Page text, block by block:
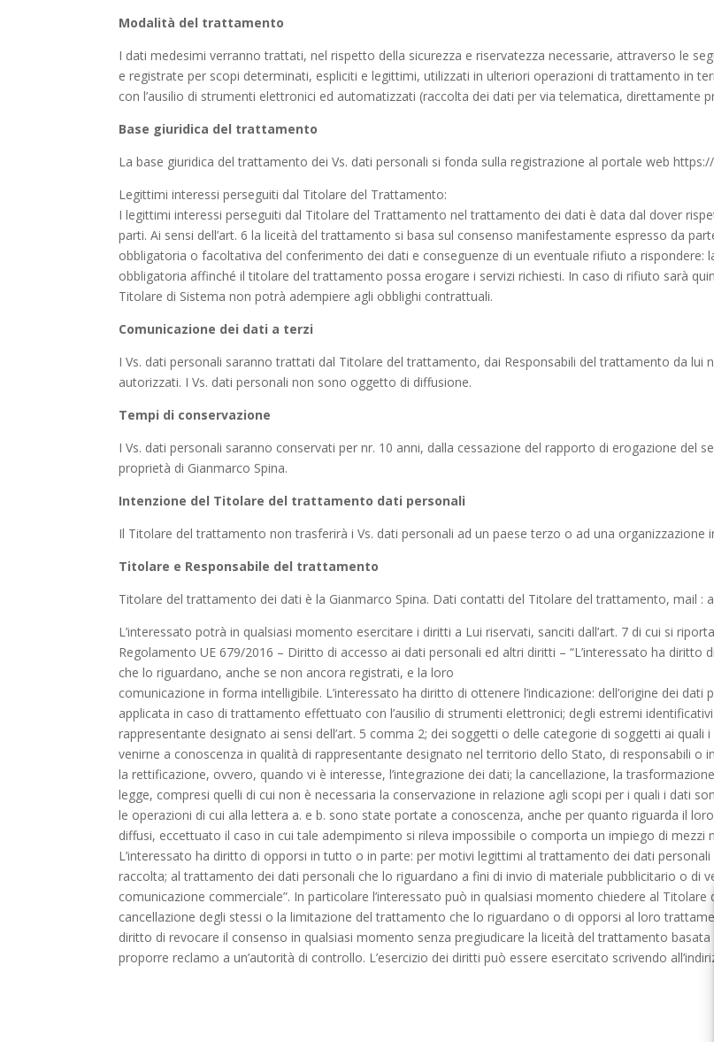
Modalità del trattamento
I dati medesimi verranno trattati, nel rispetto della sicurezza e riservatezza necessarie, attraverso le
e registrate per scopi determinati, espliciti e legittimi, utilizzati in ulteriori operazioni di trattamento in
con l’ausilio di strumenti elettronici ed automatizzati (raccolta dei dati per via telematica, direttamente
Base giuridica del trattamento
La base giuridica del trattamento dei Vs. dati personali si fonda sulla registrazione al portale web
Legittimi interessi perseguiti dal Titolare del Trattamento:
I legittimi interessi perseguiti dal Titolare del Trattamento nel trattamento dei dati è data dal dover
parti. Ai sensi dell’art. 6 la liceità del trattamento si basa sul consenso manifestamente espresso da
obbligatoria o facoltativa del conferimento dei dati e conseguenze di un eventuale rifiuto a rispondere:
obbligatoria affinché il titolare del trattamento possa erogare i servizi richiesti. In caso di rifiuto sarà
Titolare di Sistema non potrà adempiere agli obblighi contrattuali.
Comunicazione dei dati a terzi
I Vs. dati personali saranno trattati dal Titolare del trattamento, dai Responsabili del trattamento da
autorizzati. I Vs. dati personali non sono oggetto di diffusione.
Tempi di conservazione
I Vs. dati personali saranno conservati per nr. 10 anni, dalla cessazione del rapporto di erogazione del
proprietà di Gianmarco Spina.
Intenzione del Titolare del trattamento dati personali
Il Titolare del trattamento non trasferirà i Vs. dati personali ad un paese terzo o ad una organizzazione
Titolare e Responsabile del trattamento
Titolare del trattamento dei dati è la Gianmarco Spina. Dati contatti del Titolare del trattamento, mail :
L’interessato potrà in qualsiasi momento esercitare i diritti a Lui riservati, sanciti dall’art. 7 di cui si
Regolamento UE 679/2016 – Diritto di accesso ai dati personali ed altri diritti – “L’interessato ha
che lo riguardano, anche se non ancora registrati, e la loro
comunicazione in forma intelligibile. L’interessato ha diritto di ottenere l’indicazione: dell’origine dei
applicata in caso di trattamento effettuato con l’ausilio di strumenti elettronici; degli estremi
rappresentante designato ai sensi dell’art. 5 comma 2; dei soggetti o delle categorie di soggetti ai
venirne a conoscenza in qualità di rappresentante designato nel territorio dello Stato, di responsabili o
la rettificazione, ovvero, quando vi è interesse, l’integrazione dei dati; la cancellazione, la
legge, compresi quelli di cui non è necessaria la conservazione in relazione agli scopi per i quali i dati
le operazioni di cui alla lettera a. e b. sono state portate a conoscenza, anche per quanto riguarda il
diffusi, eccettuato il caso in cui tale adempimento si rileva impossibile o comporta un impiego di
L’interessato ha diritto di opporsi in tutto o in parte: per motivi legittimi al trattamento dei dati
raccolta; al trattamento dei dati personali che lo riguardano a fini di invio di materiale pubblicitario o di
comunicazione commerciale”. In particolare l’interessato può in qualsiasi momento chiedere al Titolare
cancellazione degli stessi o la limitazione del trattamento che lo riguardano o di opporsi al loro
diritto di revocare il consenso in qualsiasi momento senza pregiudicare la liceità del trattamento
proporre reclamo a un’autorità di controllo. L’esercizio dei diritti può essere esercitato scrivendo